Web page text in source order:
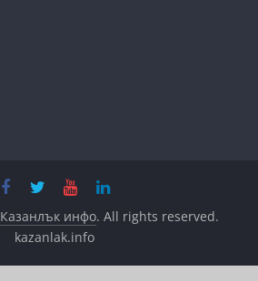
Казанлък инфо. All rights reserved.
kazanlak.info